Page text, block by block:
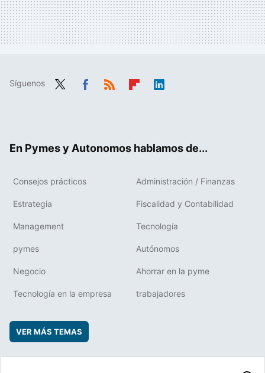
Síguenos
En Pymes y Autonomos hablamos de...
Consejos prácticos Administración / Finanzas
Estrategia Fiscalidad y Contabilidad
Management Tecnología
pymes Autónomos
Negocio Ahorrar en la pyme
Tecnología en la empresa trabajadores
VER MÁS TEMAS